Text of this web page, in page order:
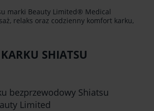
marki Beauty Limited® Medical
relaks oraz codzienny komfort karku,
SHIATSU
bezprzewodowy Shiatsu
Limited